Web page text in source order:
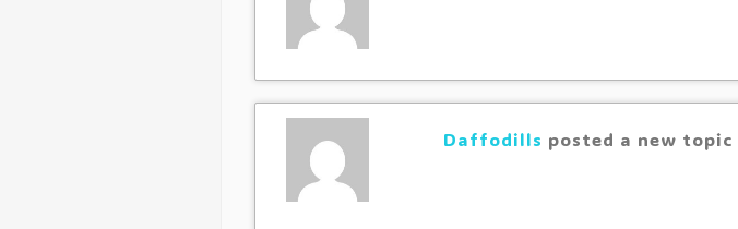
Daffodills posted a new topic